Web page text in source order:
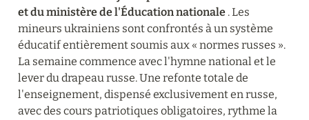
et du ministère de l'Éducation nationale . Les
mineurs ukrainiens sont confrontés à un système
éducatif entièrement soumis aux « normes russes ».
La semaine commence avec l'hymne national et le
lever du drapeau russe. Une refonte totale de
l'enseignement, dispensé exclusivement en russe,
avec des cours patriotiques obligatoires, rythme la